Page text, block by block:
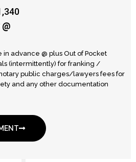
in advance @ plus Out of Pocket
(intermittently) for franking /
public charges/lawyers fees for
and any other documentation